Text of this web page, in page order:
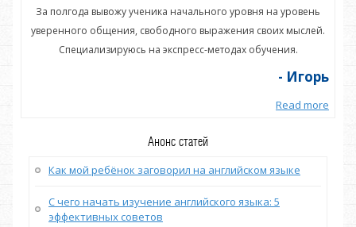
За полгода вывожу ученика начального уровня на уровень
уверенного общения, свободного выражения своих мыслей.
Специализируюсь на экспресс-методах обучения.
- Игорь
Read more
Анонс статей
Как мой ребёнок заговорил на английском языке
С чего начать изучение английского языка: 5
эффективных советов